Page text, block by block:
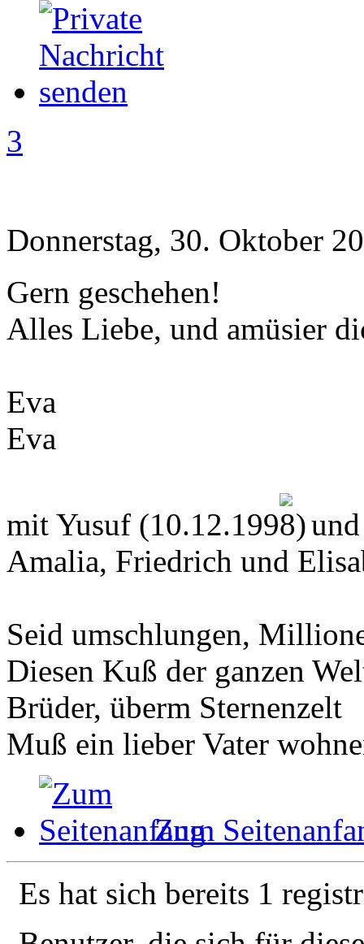
3
Donnerstag, 30. Oktober
Gern geschehen!
Alles Liebe, und amüsier
Eva
Eva
mit Yusuf (10.12.199
und
Amalia, Friedrich und
Seid umschlungen,
Diesen Kuß der ganzen
Brüder, überm Sternenzelt
Muß ein lieber Vater
Zum
Es hat sich bereits 1